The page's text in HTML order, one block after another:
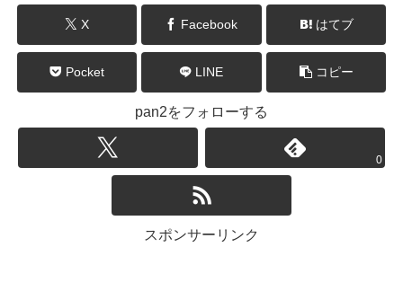
X Facebook はてブ
Pocket LINE コピー
pan2をフォローする
0
スポンサーリンク